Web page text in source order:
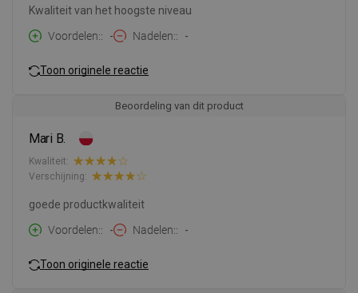
Kwaliteit van het hoogste niveau
Voordelen:
- Nadelen: -
Toon originele reactie
Beoordeling van dit product
Mari B.
Kwaliteit:
Verschijning:
goede productkwaliteit
Voordelen:
- Nadelen: -
Toon originele reactie